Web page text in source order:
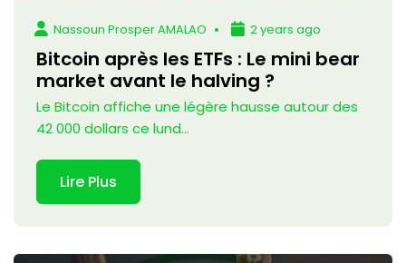
Nassoun Prosper AMALAO 2 years ago
Bitcoin après les ETFs : Le mini bear
market avant le halving ?
Le Bitcoin affiche une légère hausse autour des
42 000 dollars ce lund...
Lire Plus